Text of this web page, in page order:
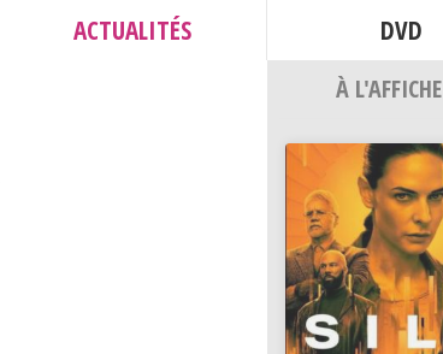
ACTUALITÉS DVD
À L'AFFICHE